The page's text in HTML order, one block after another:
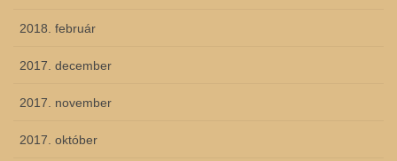
2018. február
2017. december
2017. november
2017. október